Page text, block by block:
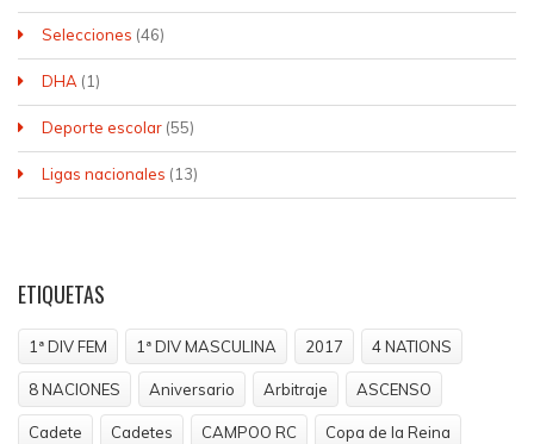
Selecciones (46)
DHA (1)
Deporte escolar (55)
Ligas nacionales (13)
ETIQUETAS
1ª DIV FEM 1ª DIV MASCULINA 2017 4 NATIONS
8 NACIONES Aniversario Arbitraje ASCENSO
Cadete Cadetes CAMPOO RC Copa de la Reina